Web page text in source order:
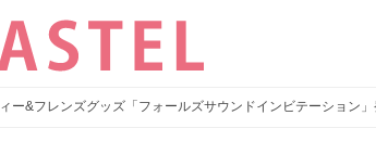
ー&フレンズグッズ「フォールズサウンドインビテーション